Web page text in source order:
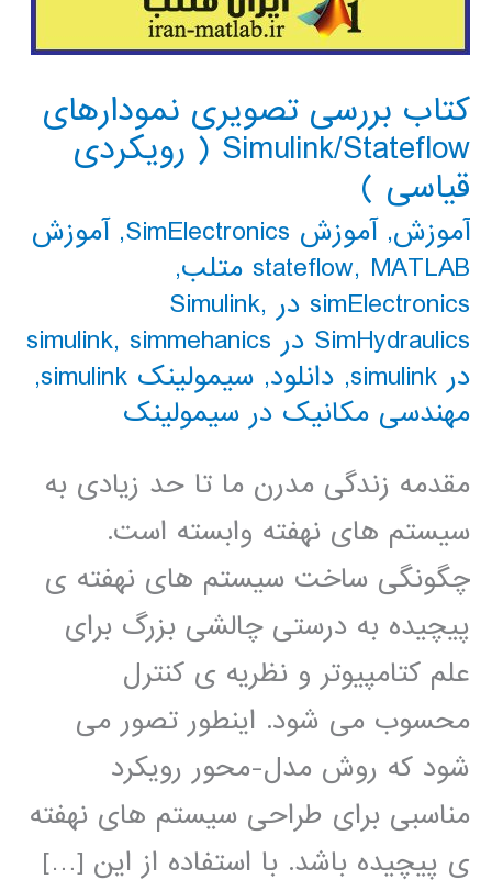
کتاب بررسی تصویری نمودارهای
Simulink/Stateflow ( رویکردی
قیاسی )
آموزش,آموزش SimElectronics ,آموزش
stateflow, MATLAB متلب
,
simElectronics در Simulink
,
SimHydraulics در simulink
, simmehanics
در simulink
, دانلود, سیمولینک simulink
,
مهندسی مکانیک در سیمولینک
مقدمه زندگی مدرن ما تا حد زیادی به
سیستم های نهفته وابسته است.
چگونگی ساخت سیستم های نهفته ی
پیچیده به درستی چالشی بزرگ برای
علم کتامپیوتر و نظریه ی کنترل
محسوب می شود. اینطور تصور می
شود که روش مدل-محور رویکرد
مناسبی برای طراحی سیستم های نهفته
ی پیچیده باشد. با استفاده از این […]